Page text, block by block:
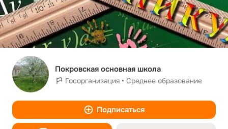
Покровская основная школа
Госорганизация • Среднее образование
Подписаться